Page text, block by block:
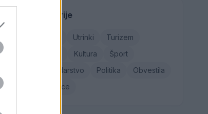
Kategorije
Utrinki
Turizem
Kultura
Šport
Gospodarstvo
Politika
Obvestila
Osmrtnice